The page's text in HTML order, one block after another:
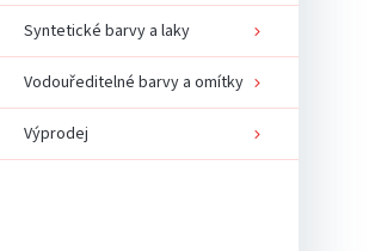
Syntetické barvy a laky
Vodouředitelné barvy a omítky
Výprodej